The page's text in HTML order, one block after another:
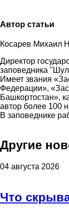
Автор статьи
Косарев Михаил
Директор
заповедника
Имеет звания
Федерации»,
Башкортостан»,
автор более 100
В заповеднике
Другие
04 августа 2026
Что